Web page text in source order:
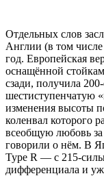
Отдельных слов
Англии (в том
год. Европейская
оснащённой
сзади, получила
шестиступенчатую
изменения высоты
коленвал которого
всеобщую любовь за
говорили о нём. В
Type R — с 215-
дифференциала и